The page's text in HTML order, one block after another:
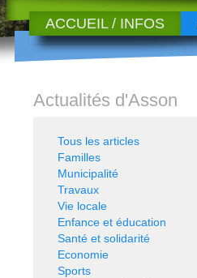
ACCUEIL / INFOS
Actualités d'Asson
Tous les articles
Familles
Municipalité
Travaux
Vie locale
Enfance et éducation
Santé et solidarité
Economie
Sports